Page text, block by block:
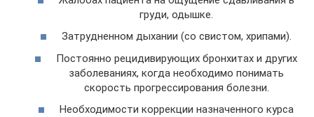
груди, одышке.
Затрудненном дыхании (со свистом, хрипами).
Постоянно рецидивирующих бронхитах и других
заболеваниях, когда необходимо понимать
скорость прогрессирования болезни.
Необходимости коррекции назначенного курса